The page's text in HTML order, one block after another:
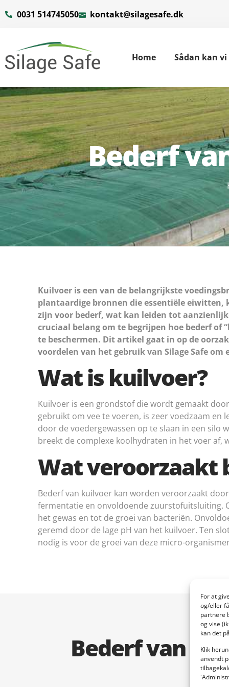
For at
og/eller
partnere
og vise
kan det
Klik
anvendt
0031 514745050 kontakt@silagesafe.dk
Home Sådan kan
Bederf
Kuilvoer is een van de belangrijkste
plantaardige bronnen die essentiële
zijn voor bederf, wat kan leiden tot
cruciaal belang om te begrijpen hoe bederf of
te beschermen. Dit artikel gaat in op de
voordelen van het gebruik van Silage Safe
Wat is kuilvoer?
Kuilvoer is een grondstof die wordt gemaakt
gebruikt om vee te voeren, is zeer voedzaam
door de voedergewassen op te slaan in een
breekt de complexe koolhydraten in het voer
Wat veroorzaakt
Bederf van kuilvoer kan worden veroorzaakt
fermentatie en onvoldoende zuurstofuitsluiting.
het gewas en tot de groei van bacteriën.
geremd door de lage pH van het kuilvoer. Ten
nodig is voor de groei van deze micro-
Bederf van